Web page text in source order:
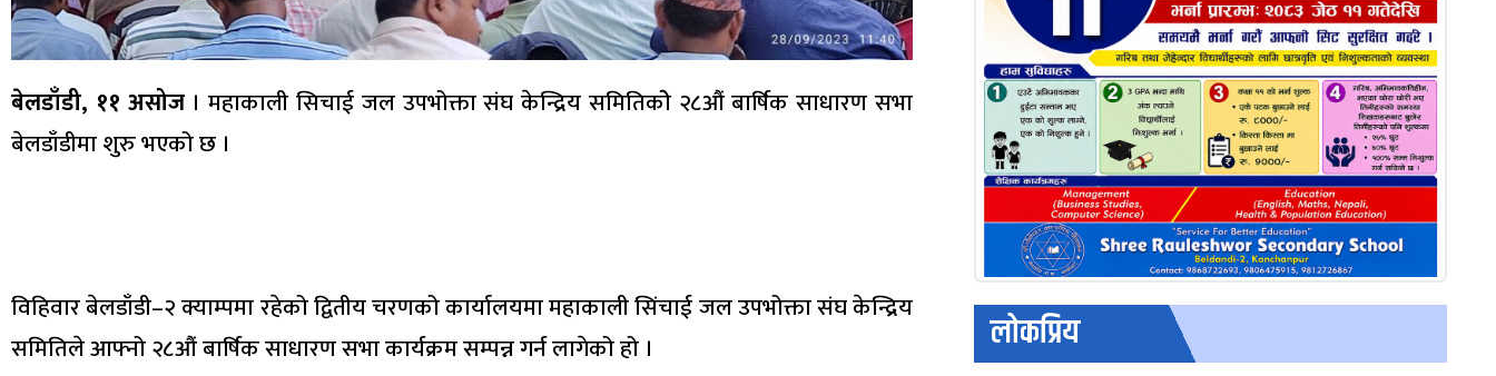
बेलडाँडी, ११ असोज। महाकाली सिचाई जल उपभोक्ता संघ केन्द्रिय समितिकोे २८औं बार्षिक साधारण सभा
बेलडाँडीमा शुरु भएको छ ।
विहिवार बेलडाँडी–२ क्याम्पमा रहेको द्वितीय चरणको कार्यालयमा महाकाली सिंचाई जल उपभोक्ता संघ केन्द्रिय
समितिले आफ्नो २८औं बार्षिक साधारण सभा कार्यक्रम सम्पन्न गर्न लागेको हो ।
लोकप्रिय